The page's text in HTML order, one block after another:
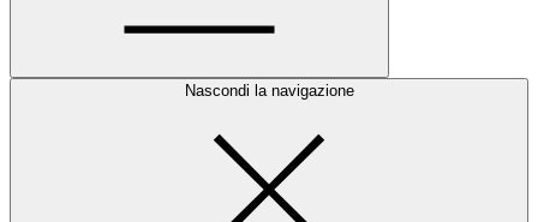
Nascondi la navigazione